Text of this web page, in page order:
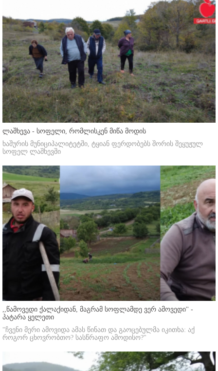
ლაშხევა - სოფელი, რომლისკენ მიწა მოდის
ხაშურის მუნიციპალიტეტში, ტყიან ფერდობებს შორის შეყუჟულ
სოფელ ლაშხევში
,,წამოვედი ქალაქიდან, მაგრამ სოფლამდე ვერ ამოვედი'' -
პატარა ყელეთი
"ჩვენი მერი ამოვიდა ამას წინათ და გაოცებულმა იკითხა: აქ
როგორ ცხოვრობთო? სასწრაფო ამოდისო?"